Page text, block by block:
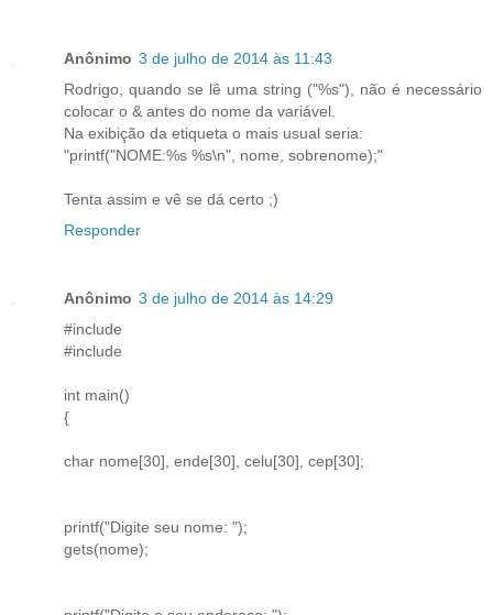
Anônimo 3 de julho de 2014 às 11:43
Rodrigo, quando se lê uma string ("%s"), não é necessário
colocar o & antes do nome da variável.
Na exibição da etiqueta o mais usual seria:
"printf("NOME:%s %s\n", nome, sobrenome);"
Tenta assim e vê se dá certo ;)
Responder
Anônimo 3 de julho de 2014 às 14:29
#include
#include
int main()
{
char nome[30], ende[30], celu[30], cep[30];
printf("Digite seu nome: ");
gets(nome);